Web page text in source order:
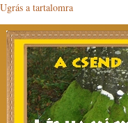
Ugrás a tartalomra